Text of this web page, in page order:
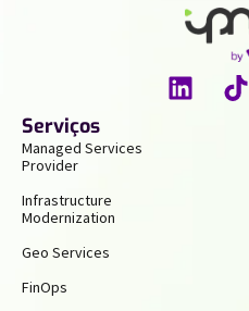
Serviços
Managed Services
Provider
Infrastructure
Modernization
Geo Services
FinOps